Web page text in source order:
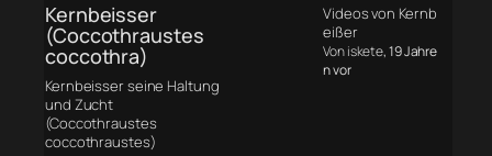
Kernbeisser
(Coccothraustes
coccothra)
Kernbeisser seine Haltung
und Zucht
(Coccothraustes
coccothraustes)
Videos von Kernb
eißer
Von iskete, 19 Jahre
n vor